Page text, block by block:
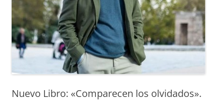
Nuevo Libro: «Comparecen los olvidados».